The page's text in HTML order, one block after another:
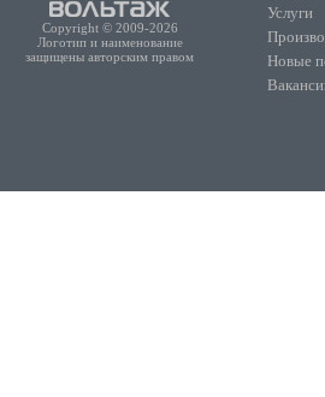
Copyright © 2009-2026
Логотип и наименование
защищены авторским правом
Услуги
Новые